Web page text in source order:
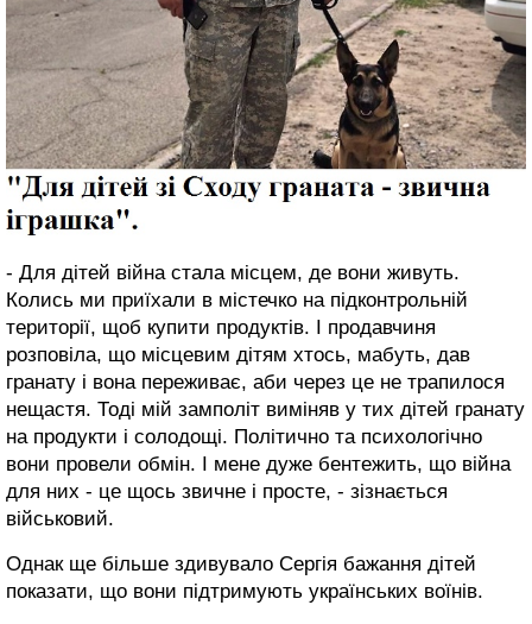
- Для дітей війна стала місцем, де вони живуть.
Колись ми приїхали в містечко на підконтрольній
території, щоб купити продуктів. І продавчиня
розповіла, що місцевим дітям хтось, мабуть, дав
гранату і вона переживає, аби через це не трапилося
нещастя. Тоді мій замполіт виміняв у тих дітей гранату
на продукти і солодощі. Політично та психологічно
вони провели обмін. І мене дуже бентежить, що війна
для них - це щось звичне і просте, - зізнається
військовий.
Однак ще більше здивувало Сергія бажання дітей
показати, що вони підтримують українських воїнів.